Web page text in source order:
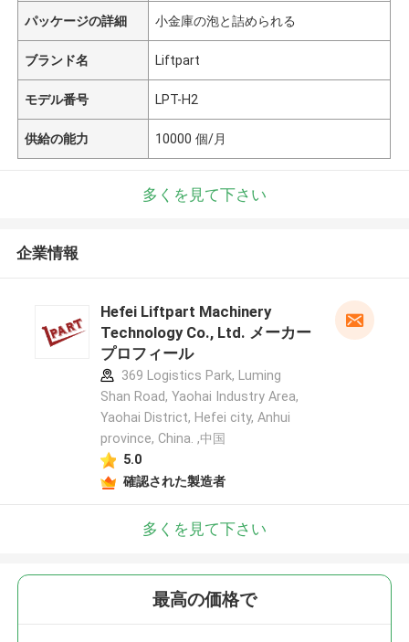
パッケージの詳細 小金庫の泡と詰められる
ブランド名 Liftpart
モデル番号 LPT-H2
供給の能力 10000 個/月
多くを見て下さい
企業情報
Hefei Liftpart Machinery
Technology Co., Ltd. メーカー
プロフィール
369 Logistics Park, Luming
Shan Road, Yaohai Industry Area,
Yaohai District, Hefei city, Anhui
province, China. ,中国
5.0
確認された製造者
多くを見て下さい
最高の価格で